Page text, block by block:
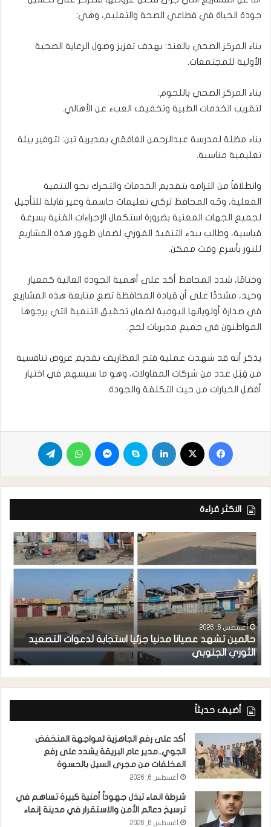
جودة الحياة في قطاعي الصحة والتعليم، وهي:
​بناء المركز الصحي بالعند: بهدف تعزيز وصول الرعاية الصحية
الأولية للمجتمعات.
​بناء المركز الصحي باللحوم:
لتقريب الخدمات الطبية وتخفيف العبء عن الأهالي.
​بناء مظلة لمدرسة عبدالرحمن الغافقي بمديرية تبن: لتوفير بيئة
تعليمية مناسبة.
​وانطلاقاً من التزامه بتقديم الخدمات والتحرك نحو التنمية
الفعلية، وجّه المحافظ تركي تعليمات حاسمة وغير قابلة للتأجيل
لجميع الجهات المعنية بضرورة استكمال الإجراءات الفنية بسرعة
قياسية، وطالب ببدء التنفيذ الفوري لضمان ظهور هذه المشاريع
للنور بأسرع وقت ممكن.
​وختامًا، شدد المحافظ أكد على أهمية الجودة العالية كمعيار
وحيد، مشددًا على أن قيادة المحافظة تضع متابعة هذه المشاريع
في صدارة أولوياتها اليومية لضمان تحقيق التنمية التي يرجوها
المواطنون في جميع مديريات لحج.
يذكر أنه قد شهدت عملية فتح المظاريف تقديم عروض تنافسية
من قِبَل عدد من شركات المقاولات، وهو ما سيسهم في اختيار
أفضل الخيارات من حيث التكلفة والجودة.
الاكثر قراءة
أغسطس 6, 2026
حالمين تشهد عصيانا مدنيا جزئيا استجابة لدعوات التصعيد
الثوري الجنوبي
أضيف حديثاً
أكد على رفع الجاهزية لمواجهة المنخفض
الجوي..مدير عام البريقة يشدد على رفع
المخلفات من مجرى السيل بالحسوة
أغسطس 6, 2026
شرطة انماء تبذل جهوداً أمنية كبيرة تساهم في
ترسيخ دعائم الأمن والاستقرار في مدينة إنماء
أغسطس 6, 2026